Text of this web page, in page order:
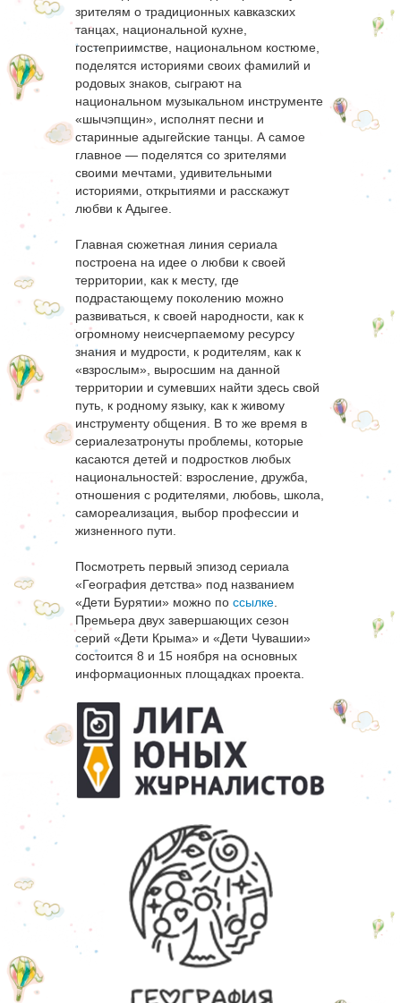
зрителям о традиционных кавказских
танцах, национальной кухне,
гостеприимстве, национальном костюме,
поделятся историями своих фамилий и
родовых знаков, сыграют на
национальном музыкальном инструменте
«шычэпщин», исполнят песни и
старинные адыгейские танцы. А самое
главное — поделятся со зрителями
своими мечтами, удивительными
историями, открытиями и расскажут
любви к Адыгее.
Главная сюжетная линия сериала
построена на идее о любви к своей
территории, как к месту, где
подрастающему поколению можно
развиваться, к своей народности, как к
огромному неисчерпаемому ресурсу
знания и мудрости, к родителям, как к
«взрослым», выросшим на данной
территории и сумевших найти здесь свой
путь, к родному языку, как к живому
инструменту общения. В то же время в
сериалезатронуты проблемы, которые
касаются детей и подростков любых
национальностей: взросление, дружба,
отношения с родителями, любовь, школа,
самореализация, выбор профессии и
жизненного пути.
Посмотреть первый эпизод сериала
«География детства» под названием
«Дети Бурятии» можно по ссылке
Премьера двух завершающих сезон
серий «Дети Крыма» и «Дети Чувашии»
состоится 8 и 15 ноября на основных
информационных площадках проекта.